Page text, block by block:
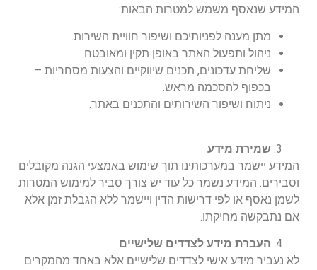
המידע שנאסף משמש למטרות הבאות:
מתן מענה לפניותיכם ושיפור חוויית השירות.
ניהול ותפעול האתר באופן תקין ומאובטח.
שליחת עדכונים, תכנים שיווקיים והצעות מסחריות –
בכפוף להסכמה מראש.
ניתוח ושיפור השירותים והתכנים באתר.
שמירת מידע
המידע יישמר במערכותינו תוך שימוש באמצעי הגנה מקובלים
וסבירים. המידע נשמר כל עוד יש צורך סביר למימוש המטרות
לשמן נאסף או לפי דרישות הדין ויישמר ללא הגבלת זמן אלא
אם נתבקשה מחיקתו.
העברת מידע לצדדים שלישיים
לא נעביר מידע אישי לצדדים שלישיים אלא באחד מהמקרים